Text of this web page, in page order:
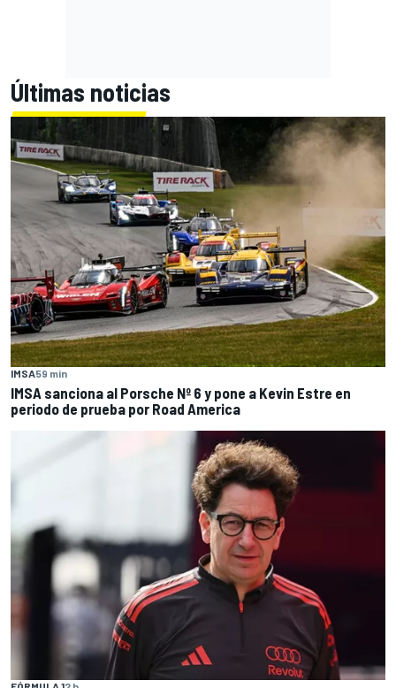
Últimas noticias
IMSA59 min
IMSA sanciona al Porsche Nº 6 y pone a Kevin Estre en
periodo de prueba por Road America